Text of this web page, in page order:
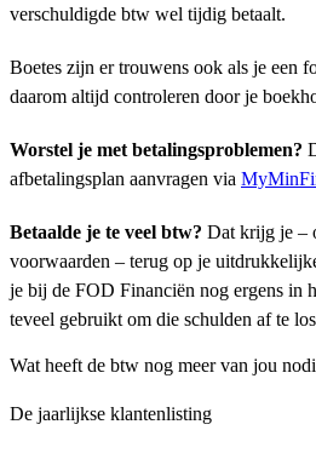
verschuldigde btw wel tijdig betaalt.
Boetes zijn er trouwens ook als je een
daarom altijd controleren door je
Worstel je met betalingsproblemen?
afbetalingsplan aanvragen via
Betaalde je te veel btw? Dat krijg je –
voorwaarden – terug op je
je bij de FOD Financiën nog ergens in
teveel gebruikt om die schulden af te
Wat heeft de btw nog meer van jou
De jaarlijkse klantenlisting